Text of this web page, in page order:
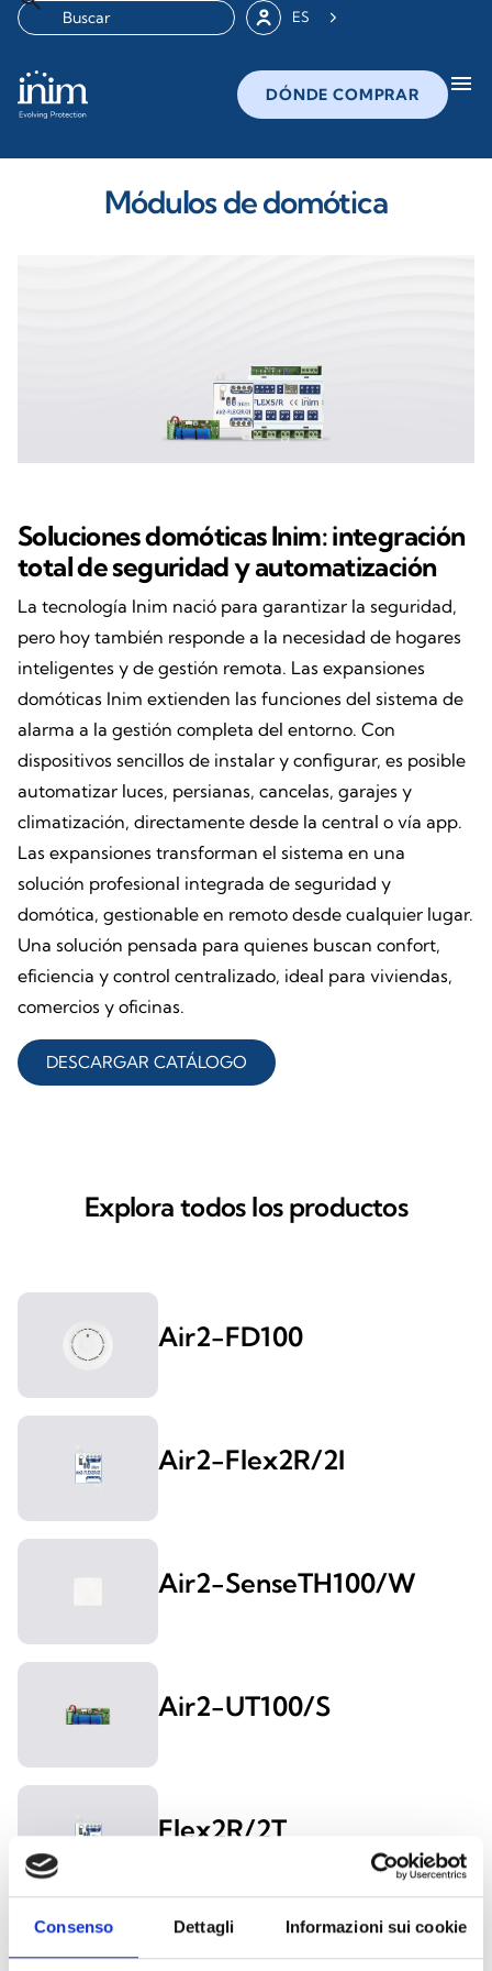
Consenso Dettagli Informazioni sui cookie
ES
DÓNDE COMPRAR menu
Módulos de domótica
Soluciones domóticas Inim: integración
total de seguridad y automatización
La tecnología Inim nació para garantizar la seguridad,
pero hoy también responde a la necesidad de hogares
inteligentes y de gestión remota. Las expansiones
domóticas Inim extienden las funciones del sistema de
alarma a la gestión completa del entorno. Con
dispositivos sencillos de instalar y configurar, es posible
automatizar luces, persianas, cancelas, garajes y
climatización, directamente desde la central o vía app.
Las expansiones transforman el sistema en una
solución profesional integrada de seguridad y
domótica, gestionable en remoto desde cualquier lugar.
Una solución pensada para quienes buscan confort,
eficiencia y control centralizado, ideal para viviendas,
comercios y oficinas.
DESCARGAR CATÁLOGO
Explora todos los productos
Air2-FD100
Air2-Flex2R/2I
Air2-SenseTH100/W
Air2-UT100/S
Flex2R/2T
Flex5/R